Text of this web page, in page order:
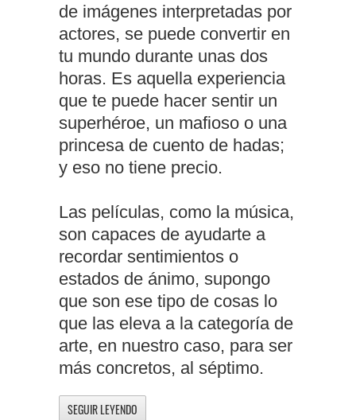
de imágenes interpretadas por
actores, se puede convertir en
tu mundo durante unas dos
horas. Es aquella experiencia
que te puede hacer sentir un
superhéroe, un mafioso o una
princesa de cuento de hadas;
y eso no tiene precio.
Las películas, como la música,
son capaces de ayudarte a
recordar sentimientos o
estados de ánimo, supongo
que son ese tipo de cosas lo
que las eleva a la categoría de
arte, en nuestro caso, para ser
más concretos, al séptimo.
SEGUIR LEYENDO